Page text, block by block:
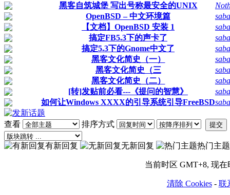
黑客自筑城堡 写出号称最安全的UNIX
OpenBSD – 中文环境篇
【文档】OpenBSD 安装 1
搞定FB5.3下的声卡了
搞定5.3下的Gnome中文了
黑客文化简史（一）
黑客文化简史（三
黑客文化简史（二）
[转]发贴前必看---《提问的智慧》
如何让Windows XXXX的引导系统引导FreeBSD
查看 排序方式 提交
有新回复 无新回复 热门主题
当前时区 GMT+8, 现在
清除 Cookies- 联